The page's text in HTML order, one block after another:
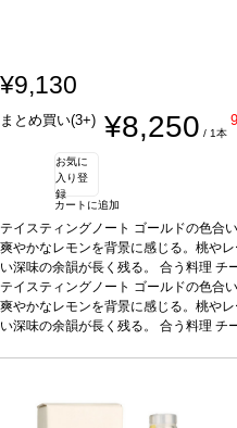
¥9,130
まとめ買い(3+) ¥8,250 / 1本
お気に
入り登
録
カートに追加
テイスティングノート ゴールドの色合
爽やかなレモンを背景に感じる。桃や
い深味の余韻が長く残る。 合う料理 チ
また、そのままでも愉しめる1本。葡萄
の場合、在庫があり価格が同様の場合
す、ご了承ください。
テイスティングノート ゴールドの色合
爽やかなレモンを背景に感じる。桃や
い深味の余韻が長く残る。 合う料理 チ